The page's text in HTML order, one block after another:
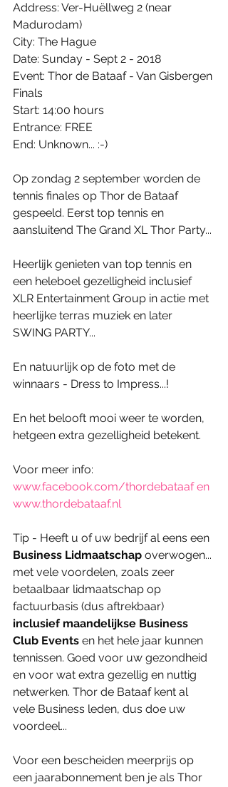
Address: Ver-Huëllweg 2 (near
Madurodam)
City: The Hague
Date: Sunday - Sept 2 - 2018
Event: Thor de Bataaf - Van Gisbergen
Finals
Start: 14:00 hours
Entrance: FREE
End: Unknown... :-)
Op zondag 2 september worden de
tennis finales op Thor de Bataaf
gespeeld. Eerst top tennis en
aansluitend The Grand XL Thor Party...
Heerlijk genieten van top tennis en
een heleboel gezelligheid inclusief
XLR Entertainment Group in actie met
heerlijke terras muziek en later
SWING PARTY...
En natuurlijk op de foto met de
winnaars - Dress to Impress...!
En het belooft mooi weer te worden,
hetgeen extra gezelligheid betekent.
Voor meer info:
www.facebook.com/thordebataaf en
www.thordebataaf.nl
Tip - Heeft u of uw bedrijf al eens een
Business Lidmaatschap overwogen...
met vele voordelen, zoals zeer
betaalbaar lidmaatschap op
factuurbasis (dus aftrekbaar)
inclusief maandelijkse Business
Club Events en het hele jaar kunnen
tennissen. Goed voor uw gezondheid
en voor wat extra gezellig en nuttig
netwerken. Thor de Bataaf kent al
vele Business leden, dus doe uw
voordeel...
Voor een bescheiden meerprijs op
een jaarabonnement ben je als Thor